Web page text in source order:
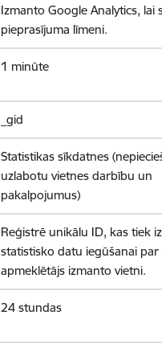
Izmanto Google Analytics, lai
pieprasījuma līmeni.
1 minūte
_gid
Statistikas sīkdatnes
uzlabotu vietnes darbību un
pakalpojumus)
Reģistrē unikālu ID, kas tiek
statistisko datu iegūšanai par
apmeklētājs izmanto vietni.
24 stundas